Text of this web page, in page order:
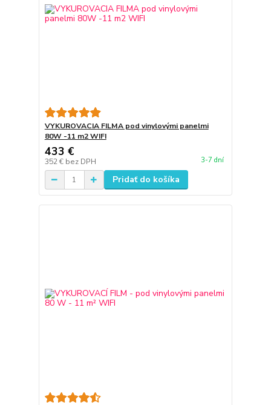
VYKUROVACIA FILMA pod vinylovými panelmi
80W -11 m2 WIFI
433 €
352 € bez DPH 3-7 dní
Pridať do košíka